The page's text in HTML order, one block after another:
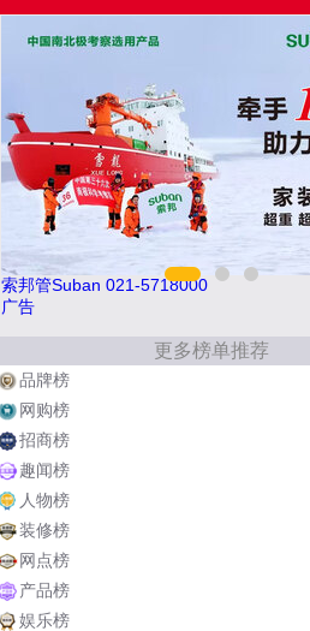
索邦管Suban 021-5718000
广告
更多榜单推荐
品牌榜
网购榜
招商榜
趣闻榜
人物榜
装修榜
网点榜
产品榜
娱乐榜